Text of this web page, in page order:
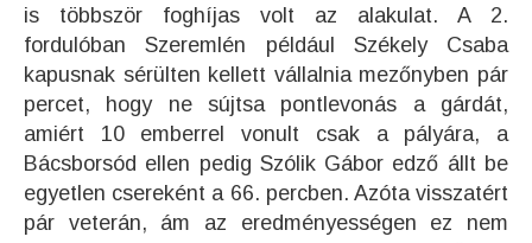
is többször foghíjas volt az alakulat. A 2.
fordulóban Szeremlén például Székely Csaba
kapusnak sérülten kellett vállalnia mezőnyben pár
percet, hogy ne sújtsa pontlevonás a gárdát,
amiért 10 emberrel vonult csak a pályára, a
Bácsborsód ellen pedig Szólik Gábor edző állt be
egyetlen csereként a 66. percben. Azóta visszatért
pár veterán, ám az eredményességen ez nem